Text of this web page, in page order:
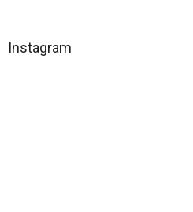
á
Instagram